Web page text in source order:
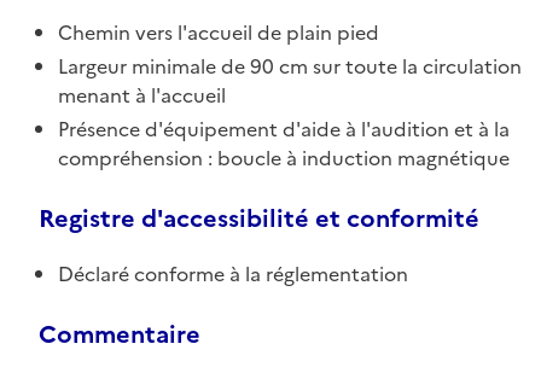
Chemin vers l'accueil de plain pied
Largeur minimale de 90 cm sur toute la circulation
menant à l'accueil
Présence d'équipement d'aide à l'audition et à la
compréhension : boucle à induction magnétique
Registre d'accessibilité et conformité
Déclaré conforme à la réglementation
Commentaire